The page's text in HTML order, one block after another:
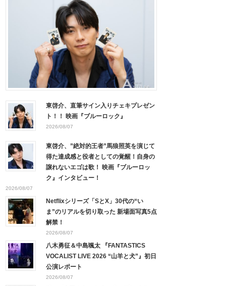
東啓介、直筆サイン入りチェキプレゼン
ト！！ 映画『ブルーロック』
2026/08/07
東啓介、”絶対的王者”馬狼照英を演じて
得た達成感と役者としての覚醒！自身の
譲れないエゴは歌！ 映画『ブルーロッ
ク』インタビュー！
2026/08/07
Netflixシリーズ「SとX」30代の“い
ま”のリアルを切り取った 新場面写真5点
解禁！
2026/08/07
八木勇征＆中島颯太 『FANTASTICS
VOCALIST LIVE 2026 “山羊と犬”』初日
公演レポート
2026/08/07